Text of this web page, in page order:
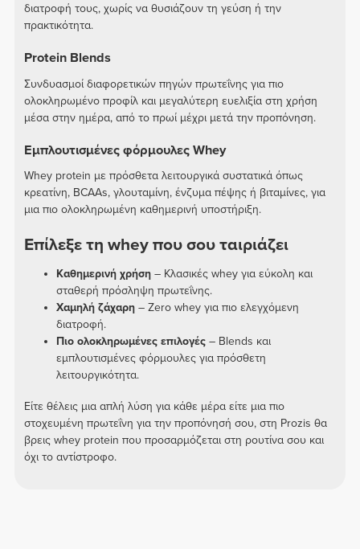
διατροφή τους, χωρίς να θυσιάζουν τη γεύση ή την
πρακτικότητα.
Protein Blends
Συνδυασμοί διαφορετικών πηγών πρωτεΐνης για πιο
ολοκληρωμένο προφίλ και μεγαλύτερη ευελιξία στη χρήση
μέσα στην ημέρα, από το πρωί μέχρι μετά την προπόνηση.
Εμπλουτισμένες φόρμουλες Whey
Whey protein με πρόσθετα λειτουργικά συστατικά όπως
κρεατίνη, BCAAs, γλουταμίνη, ένζυμα πέψης ή βιταμίνες, για
μια πιο ολοκληρωμένη καθημερινή υποστήριξη.
Επίλεξε τη whey που σου ταιριάζει
Καθημερινή χρήση – Κλασικές whey για εύκολη και
σταθερή πρόσληψη πρωτεΐνης.
Χαμηλή ζάχαρη – Zero whey για πιο ελεγχόμενη
διατροφή.
Πιο ολοκληρωμένες επιλογές – Blends και
εμπλουτισμένες φόρμουλες για πρόσθετη
λειτουργικότητα.
Είτε θέλεις μια απλή λύση για κάθε μέρα είτε μια πιο
στοχευμένη πρωτεΐνη για την προπόνησή σου, στη Prozis θα
βρεις whey protein που προσαρμόζεται στη ρουτίνα σου και
όχι το αντίστροφο.